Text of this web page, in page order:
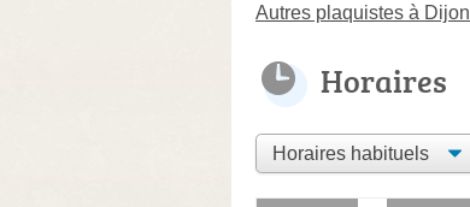
Autres plaquistes à Dijon
Horaires